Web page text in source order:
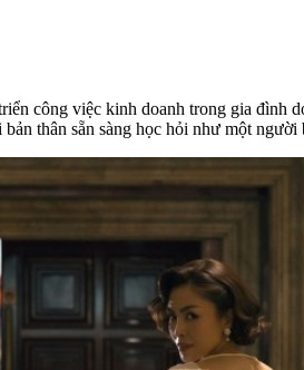
công việc kinh doanh trong gia đình
thân sẵn sàng học hỏi như một người